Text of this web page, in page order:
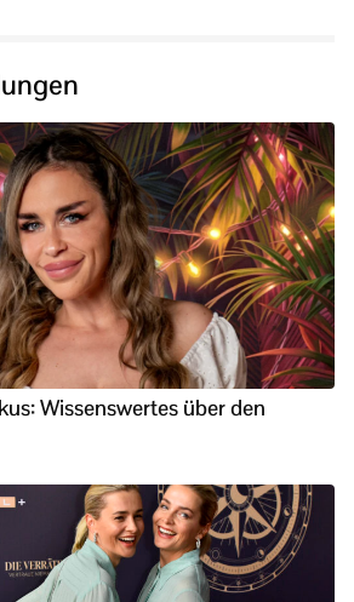
Wissenswertes über den